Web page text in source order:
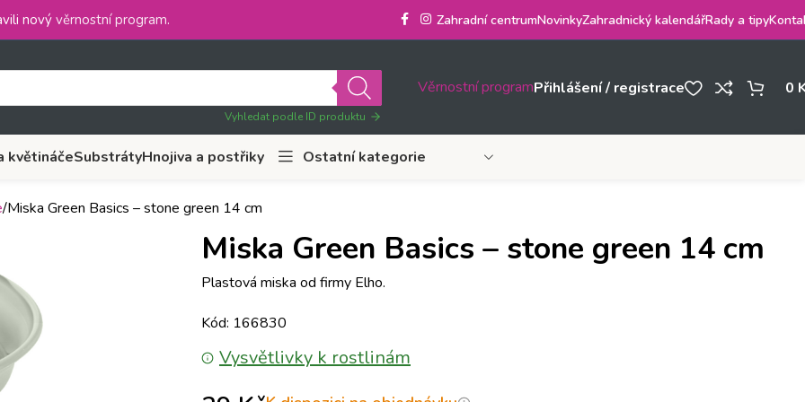
nový věrnostní program. Zahradní centrumNovinkyZahradnický kalendářRady a tipy
Vyhledat podle ID produktu
Věrnostní programPřihlášení / registrace 0
květináčeSubstrátyHnojiva a postřiky Ostatní kategorie
Miska Green Basics – stone green 14 cm
Miska Green Basics – stone green 14 cm
Plastová miska od firmy Elho.
Kód: 166830
Vysvětlivky k rostlinám